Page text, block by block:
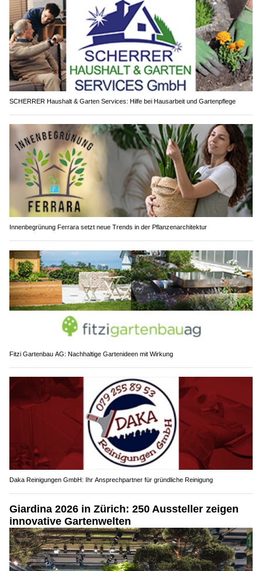
SCHERRER Haushalt & Garten Services: Hilfe bei Hausarbeit und Gartenpflege
Innenbegrünung Ferrara setzt neue Trends in der Pflanzenarchitektur
Fitzi Gartenbau AG: Nachhaltige Gartenideen mit Wirkung
Daka Reinigungen GmbH: Ihr Ansprechpartner für gründliche Reinigung
Giardina 2026 in Zürich: 250 Aussteller zeigen
innovative Gartenwelten